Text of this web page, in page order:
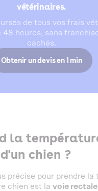
vétérinaires.
de tous vos frais
48 heures, sans
cachés.
Obtenir un devis en 1 min
la
chien ?
précise pour prendre
chien est la voie rectale